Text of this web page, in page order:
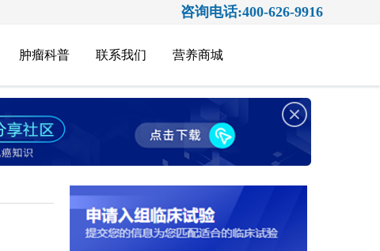
咨询电话:400-626-9916
肿瘤科普 联系我们 营养商城